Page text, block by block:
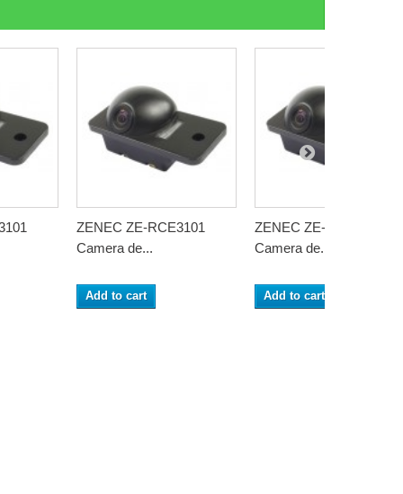
ZENEC ZE-RCE3101
Camera de...
Add to cart
ZENEC ZE-RCE3101
Camera de...
Add to cart